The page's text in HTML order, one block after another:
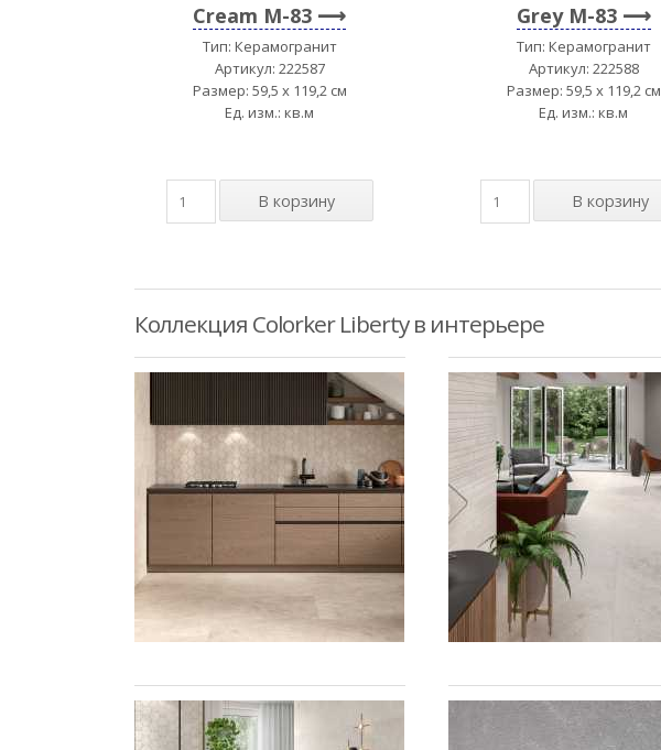
Cream M-83
Тип: Керамогранит
Артикул: 222587
Размер: 59,5 x 119,2 см
Ед. изм.: кв.м
Grey M-83
Тип: Керамогранит
Артикул: 222588
Размер: 59,5 x 119,2 см
Ед. изм.: кв.м
Коллекция Colorker Liberty в интерьере